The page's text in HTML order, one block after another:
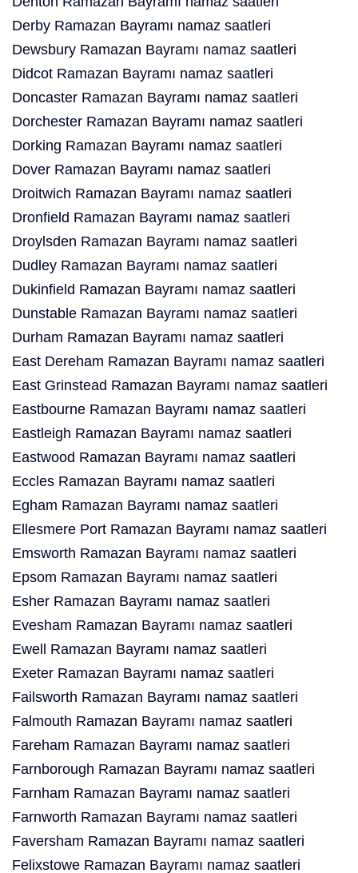
Derby Ramazan Bayramı namaz saatleri
Dewsbury Ramazan Bayramı namaz saatleri
Didcot Ramazan Bayramı namaz saatleri
Doncaster Ramazan Bayramı namaz saatleri
Dorchester Ramazan Bayramı namaz saatleri
Dorking Ramazan Bayramı namaz saatleri
Dover Ramazan Bayramı namaz saatleri
Droitwich Ramazan Bayramı namaz saatleri
Dronfield Ramazan Bayramı namaz saatleri
Droylsden Ramazan Bayramı namaz saatleri
Dudley Ramazan Bayramı namaz saatleri
Dukinfield Ramazan Bayramı namaz saatleri
Dunstable Ramazan Bayramı namaz saatleri
Durham Ramazan Bayramı namaz saatleri
East Dereham Ramazan Bayramı namaz saatleri
East Grinstead Ramazan Bayramı namaz saatleri
Eastbourne Ramazan Bayramı namaz saatleri
Eastleigh Ramazan Bayramı namaz saatleri
Eastwood Ramazan Bayramı namaz saatleri
Eccles Ramazan Bayramı namaz saatleri
Egham Ramazan Bayramı namaz saatleri
Ellesmere Port Ramazan Bayramı namaz saatleri
Emsworth Ramazan Bayramı namaz saatleri
Epsom Ramazan Bayramı namaz saatleri
Esher Ramazan Bayramı namaz saatleri
Evesham Ramazan Bayramı namaz saatleri
Ewell Ramazan Bayramı namaz saatleri
Exeter Ramazan Bayramı namaz saatleri
Failsworth Ramazan Bayramı namaz saatleri
Falmouth Ramazan Bayramı namaz saatleri
Fareham Ramazan Bayramı namaz saatleri
Farnborough Ramazan Bayramı namaz saatleri
Farnham Ramazan Bayramı namaz saatleri
Farnworth Ramazan Bayramı namaz saatleri
Faversham Ramazan Bayramı namaz saatleri
Felixstowe Ramazan Bayramı namaz saatleri